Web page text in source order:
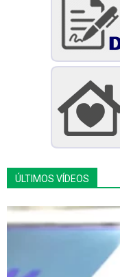
ÚLTIMOS VÍDEOS